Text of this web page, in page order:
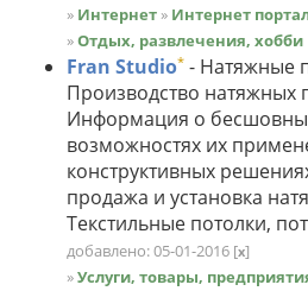
» Интернет » Интернет
»Отдых, развлечения, хобби
Fran Studio* - Натяжные
Производство натяжных
Информация о
возможностях их
конструктивных
продажа и установка
Текстильные потолки,
добавлено: 05-01-2016 [x]
»Услуги, товары,